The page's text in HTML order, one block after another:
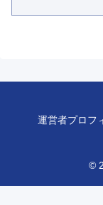
運営者プロフ
©